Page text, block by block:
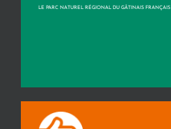
LE PARC NATUREL RÉGIONAL DU GÂTINAIS FRANÇAIS